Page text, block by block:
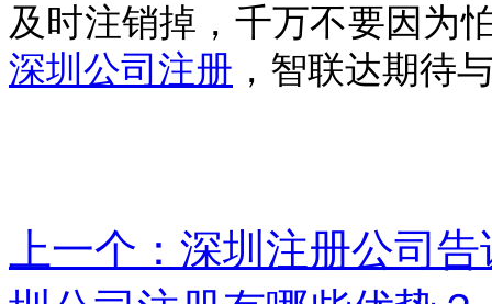
及时注销掉，千万不要因为
深圳公司注册 ， 智联达期待
上一个：深圳注册公司